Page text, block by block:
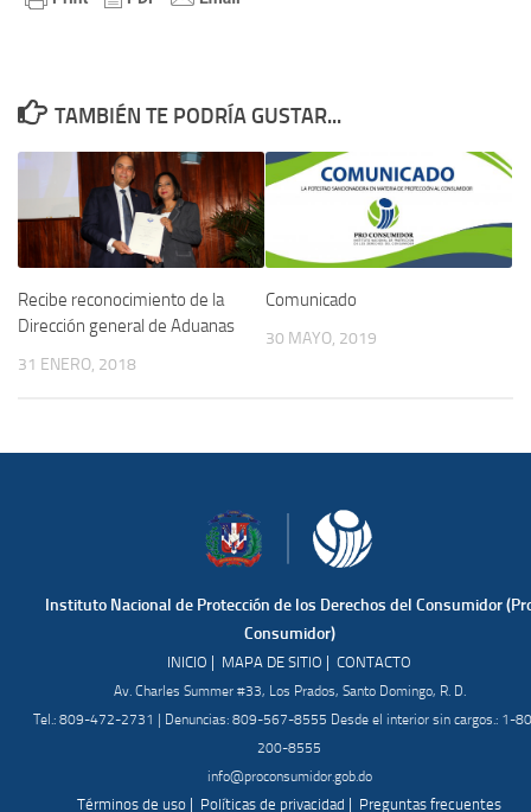
TAMBIÉN TE PODRÍA GUSTAR...
Recibe reconocimiento de la
Dirección general de Aduanas
31 ENERO, 2018
Comunicado
30 MAYO, 2019
Instituto Nacional de Protección de los Derechos del Consumidor
Consumidor)
INICIO | MAPA DE SITIO | CONTACTO
Av. Charles Summer #33, Los Prados, Santo Domingo, R. D.
Tel.: 809-472-2731 | Denuncias: 809-567-8555 Desde el interior sin cargos.: 1-
200-8555
info@proconsumidor.gob.do
Términos de uso | Políticas de privacidad | Preguntas frecuentes